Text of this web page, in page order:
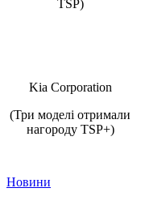
TSP)
Kia Corporation
(Три моделі отримали
нагороду TSP+)
Новини